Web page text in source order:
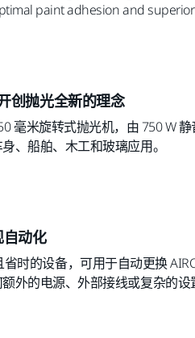
paint adhesion and
创抛光全新的理念
毫米旋转式抛光机，由 750 W
、船舶、木工和玻璃应用。
动化
时的设备，可用于自动更换
外的电源、外部接线或复杂的设